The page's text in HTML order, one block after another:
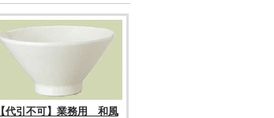
【代引不可】業務用 和風